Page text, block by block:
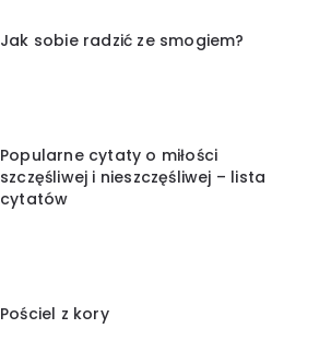
Jak sobie radzić ze smogiem?
Popularne cytaty o miłości
szczęśliwej i nieszczęśliwej – lista
cytatów
Pościel z kory